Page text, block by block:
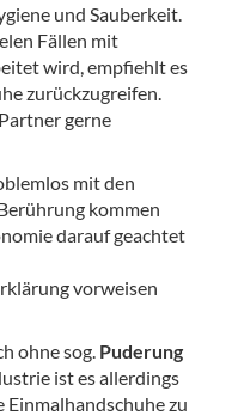
und Sauberkeit.
Fällen mit
wird, empfiehlt es
zurückzugreifen.
gerne
mit den
kommen
darauf geachtet
vorweisen
ohne sog. Puderung
ist es allerdings
zu